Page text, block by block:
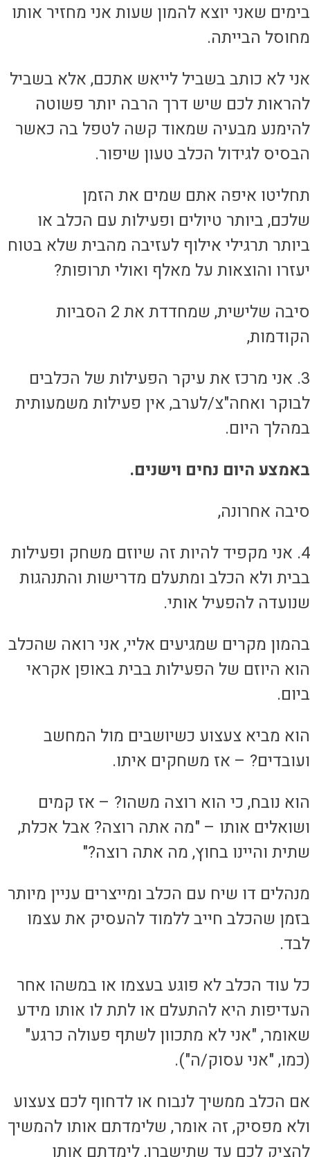
שאני יוצא להמון שעות אני מחזיר אותו
הבייתה.
לא כותב בשביל לייאש אתכם, אלא בשביל
לכם שיש דרך הרבה יותר פשוטה
מבעיה שמאוד קשה לטפל בה כאשר
לגידול הכלב טעון שיפור.
איפה אתם שמים את הזמן
ביותר טיולים ופעילות עם הכלב או
תרגילי אילוף לעזיבה מהבית שלא בטוח
והוצאות על מאלף ואולי תרופות?
סיבה שלישית, שמחדדת את 2 הסביות
3. אני מרכז את עיקר הפעילות של הכלבים
ואחה"צ/לערב, אין פעילות משמעותית
היום.
היום נחים וישנים.
אחרונה,
4. אני מקפיד להיות זה שיוזם משחק ופעילות
ולא הכלב ומתעלם מדרישות והתנהגות
להפעיל אותי.
מקרים שמגיעים אליי, אני רואה שהכלב
היוזם של הפעילות בבית באופן אקראי
מביא צעצוע כשיושבים מול המחשב
– אז משחקים איתו.
נובח, כי הוא רוצה משהו? – אז קמים
אותו – "מה אתה רוצה? אבל אכלת,
והיינו בחוץ, מה אתה רוצה?"
דו שיח עם הכלב ומייצרים עניין מיותר
שהכלב חייב ללמוד להעסיק את עצמו
עוד הכלב לא פוגע בעצמו או במשהו אחר
היא להתעלם או לתת לו אותו מידע
"אני לא מתכוון לשתף פעולה כרגע"
"אני עסוק/ה").
הכלב ממשיך לנבוח או לדחוף לכם צעצוע
מפסיק, זה אומר, שלימדתם אותו להמשיך
לכם עד שתישברו, לימדתם אותו